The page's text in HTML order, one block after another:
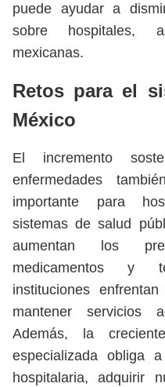
puede ayudar a
sobre hospitales,
mexicanas.
Retos para el
México
El incremento
enfermedades
importante para
sistemas de salud
aumentan los
medicamentos y
instituciones
mantener servicios
Además, la
especializada obliga
hospitalaria, adquirir